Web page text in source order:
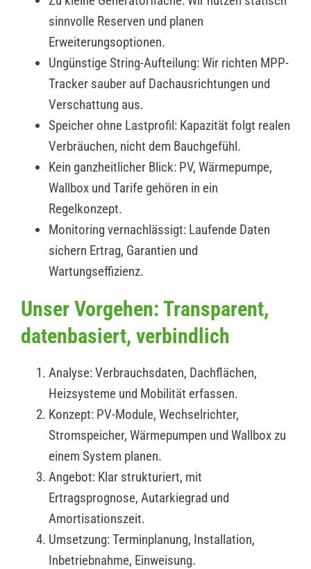
sinnvolle Reserven und planen
Erweiterungsoptionen.
Ungünstige String-Aufteilung: Wir richten MPP-
Tracker sauber auf Dachausrichtungen und
Verschattung aus.
Speicher ohne Lastprofil: Kapazität folgt realen
Verbräuchen, nicht dem Bauchgefühl.
Kein ganzheitlicher Blick: PV, Wärmepumpe,
Wallbox und Tarife gehören in ein
Regelkonzept.
Monitoring vernachlässigt: Laufende Daten
sichern Ertrag, Garantien und
Wartungseffizienz.
Unser Vorgehen: Transparent,
datenbasiert, verbindlich
Analyse: Verbrauchsdaten, Dachflächen,
Heizsysteme und Mobilität erfassen.
Konzept: PV-Module, Wechselrichter,
Stromspeicher, Wärmepumpen und Wallbox zu
einem System planen.
Angebot: Klar strukturiert, mit
Ertragsprognose, Autarkiegrad und
Amortisationszeit.
Umsetzung: Terminplanung, Installation,
Inbetriebnahme, Einweisung.